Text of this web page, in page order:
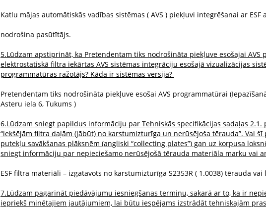
Katlu mājas automātiskās vadības sistēmas ( AVS ) piekļuvi integrēšanai ar ESF
nodrošina pasūtītājs.
5.Lūdzam apstiprināt, ka Pretendentam tiks nodrošināta piekļuve esošajai
elektrostatiskā filtra iekārtas AVS sistēmas integrāciju esošajā vizualizācijas
programmatūras ražotājs? Kāda ir sistēmas versija?
Pretendentam tiks nodrošināta piekļuve esošai AVS programmatūrai
Asteru iela 6, Tukums )
6.Lūdzam sniegt papildus informāciju par Tehniskās specifikācijas sadaļas 2.1.
“iekšējām filtra daļām (jābūt) no karstumizturīga un nerūsējoša tērauda”. Vai
putekļu savākšanas plāksnēm (angliski “collecting plates”) gan uz korpusa
sniegt informāciju par nepieciešamo nerūsējošā tērauda materiāla marku vai
ESF filtra materiāli – izgatavots no karstumizturīga S2353R ( 1.0038) tērauda vai
7.Lūdzam pagarināt piedāvājumu iesniegšanas termiņu, sakarā ar to, ka ir
iepriekš minētajiem jautājumiem, lai būtu iespējams izstrādāt tehniskajām